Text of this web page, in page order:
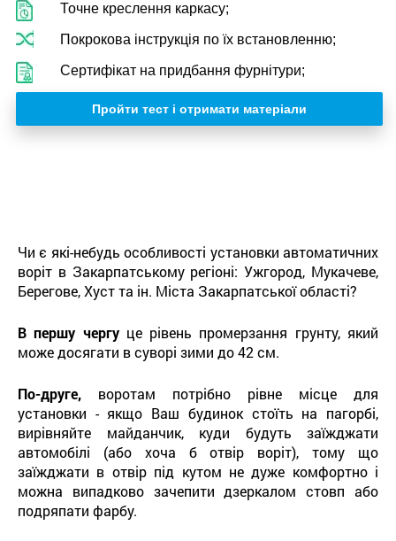
Точне креслення каркасу;
Покрокова інструкція по їх встановленню;
Сертифікат на придбання фурнітури;
Пройти тест і отримати матеріали
Чи є які-небудь особливості установки автоматичних
воріт в Закарпатському регіоні: Ужгород, Мукачеве,
Берегове, Хуст та ін. Міста Закарпатської області?
В першу чергуце рівень промерзання грунту, який
може досягати в суворі зими до 42 см.
По-друге, воротам потрібно рівне місце для
установки - якщо Ваш будинок стоїть на пагорбі,
вирівняйте майданчик, куди будуть заїжджати
автомобілі (або хоча б отвір воріт), тому що
заїжджати в отвір під кутом не дуже комфортно і
можна випадково зачепити дзеркалом стовп або
подряпати фарбу.